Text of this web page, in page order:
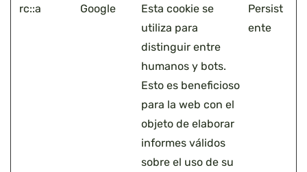
rc::a Google
Esta cookie se
utiliza para
distinguir entre
humanos y bots.
Esto es beneficioso
para la web con el
objeto de elaborar
informes válidos
sobre el uso de su
Persist
ente